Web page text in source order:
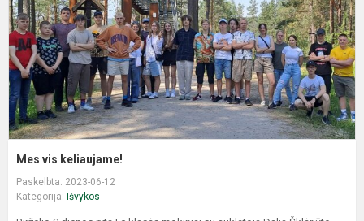
Mes vis keliaujame!
Paskelbta: 2023-06-12
Kategorija: Išvykos